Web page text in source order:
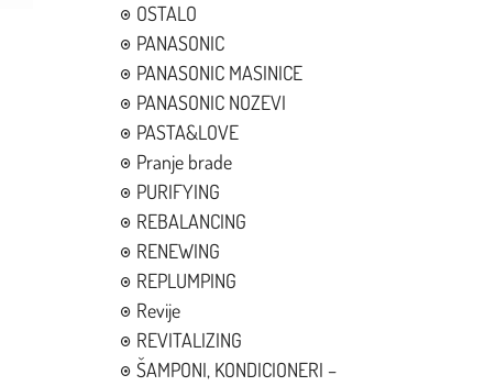
OSTALO
PANASONIC
PANASONIC MASINICE
PANASONIC NOZEVI
PASTA&LOVE
Pranje brade
PURIFYING
REBALANCING
RENEWING
REPLUMPING
Revije
REVITALIZING
ŠAMPONI, KONDICIONERI –